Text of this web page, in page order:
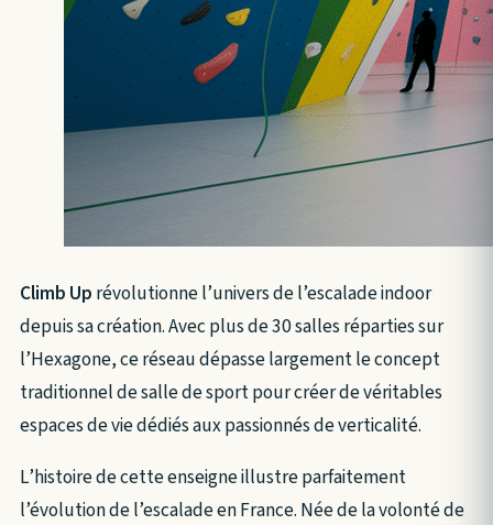
Climb Up révolutionne l’univers de l’escalade indoor
depuis sa création. Avec plus de 30 salles réparties sur
l’Hexagone, ce réseau dépasse largement le concept
traditionnel de salle de sport pour créer de véritables
espaces de vie dédiés aux passionnés de verticalité.
L’histoire de cette enseigne illustre parfaitement
l’évolution de l’escalade en France. Née de la volonté de